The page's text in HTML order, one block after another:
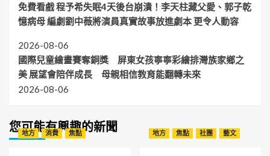
免費看戲 程予希失眠4天後台崩潰！李天柱藏父愛、郭子乾
憶病母 編劇劉中薇將演員真實故事放進劇本 更令人動容
2026-08-06
國際兒童繪畫賽奪銅獎 屏東女孩寧寧彩繪排灣族家鄉之
美 展望會陪伴成長 母親相信教育能翻轉未來
2026-08-06
您可能有興趣的新聞
地方 消費 焦點 地方 焦點 社團 藝文